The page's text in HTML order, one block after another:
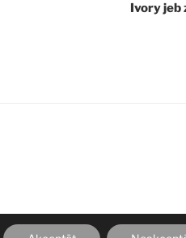
Ivory jeb